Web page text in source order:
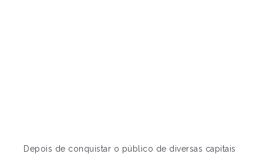
Depois de conquistar o público de diversas capitais